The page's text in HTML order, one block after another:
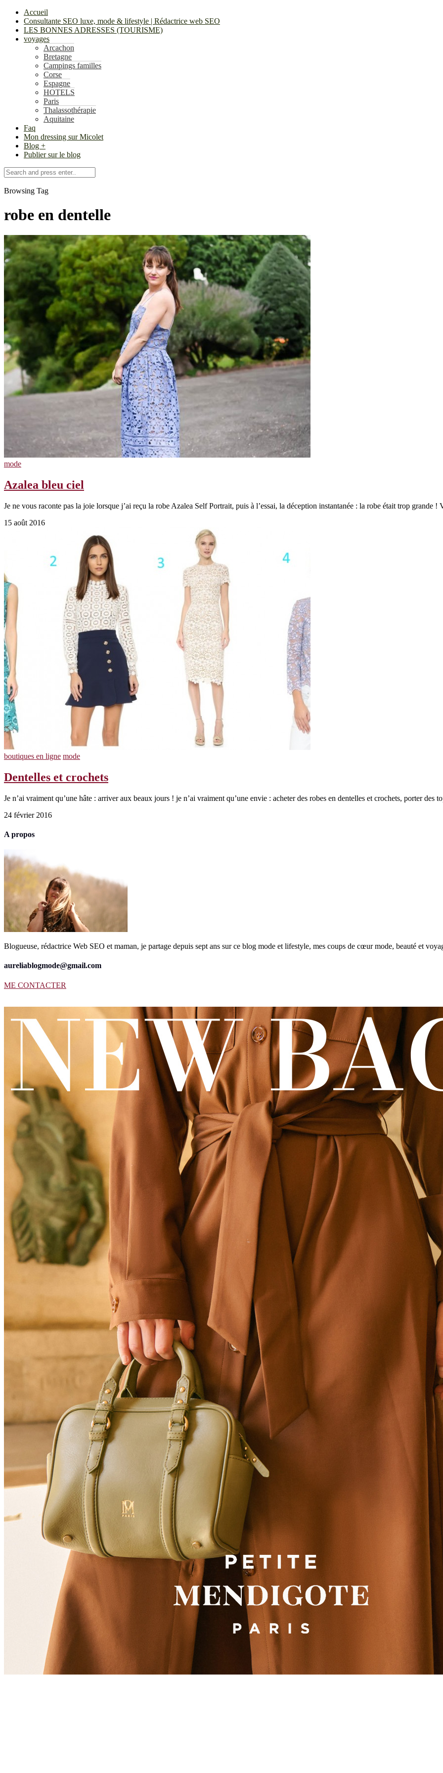
Accueil
Consultante SEO luxe, mode & lifestyle | Rédactrice web SEO
LES BONNES ADRESSES (TOURISME)
voyages
Arcachon
Bretagne
Campings familles
Corse
Espagne
HOTELS
Paris
Thalassothérapie
Aquitaine
Faq
Mon dressing sur Micolet
Blog +
Publier sur le blog
Browsing Tag
robe en dentelle
mode
Azalea bleu ciel
Je ne vous raconte pas la joie lorsque j’ai reçu la robe Azalea Self Portrait, puis à l’essai, la déception instantanée : la robe était trop grande
15 août 2016
boutiques en ligne mode
Dentelles et crochets
Je n’ai vraiment qu’une hâte : arriver aux beaux jours ! je n’ai vraiment qu’une envie : acheter des robes en dentelles et crochets, porter
24 février 2016
A propos
Blogueuse, rédactrice Web SEO et maman, je partage depuis sept ans sur ce blog mode et lifestyle, mes coups de cœur mode, beauté et
aureliablogmode@gmail.com
ME CONTACTER